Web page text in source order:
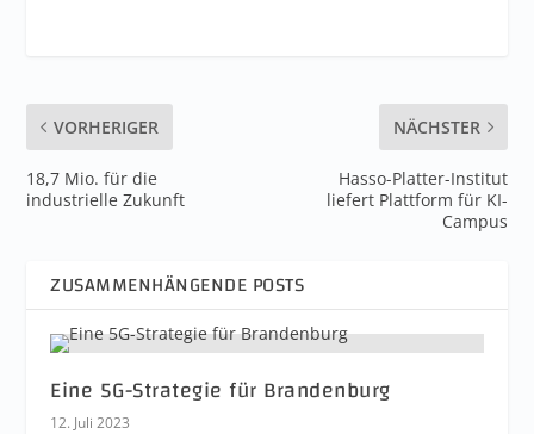
VORHERIGER
18,7 Mio. für die
industrielle Zukunft
NÄCHSTER
Hasso-Platter-Institut
liefert Plattform für KI-
Campus
ZUSAMMENHÄNGENDE POSTS
Eine 5G-Strategie für Brandenburg
12. Juli 2023